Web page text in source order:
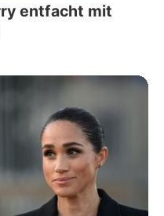
entfacht mit